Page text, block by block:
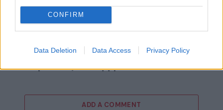
CONFIRM
Data Deletion Data Access Privacy Policy
2026: «The Growth Playbook!» με 2+1
ADD A COMMENT